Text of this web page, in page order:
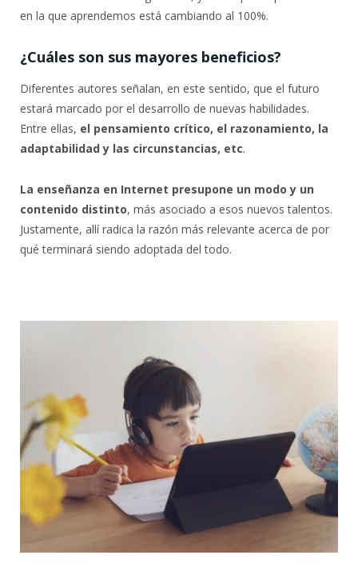
en la que aprendemos está cambiando al 100%.
¿Cuáles son sus mayores beneficios?
Diferentes autores señalan, en este sentido, que el futuro
estará marcado por el desarrollo de nuevas habilidades.
Entre ellas, el pensamiento crítico, el razonamiento, la
adaptabilidad y las circunstancias, etc.
La enseñanza en Internet presupone un modo y un
contenido distinto, más asociado a esos nuevos talentos.
Justamente, allí radica la razón más relevante acerca de por
qué terminará siendo adoptada del todo.